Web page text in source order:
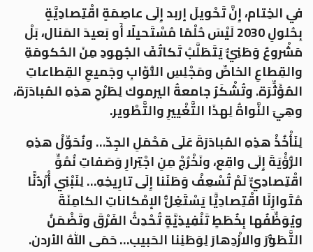
في الخِتام، إِنَّ تَحْويلَ إربد إِلَى عاصِمَةٍ اقْتِصادِيَّةٍ
بِحُلولِ 2030 لَيْسَ حُلْمًا مُسْتَحيلًا أَو بَعيدَ المَنال، بَلْ
مَشْروعٌ وَطَنِيٌّ يَتَطَلَّبُ تَكاتُفَ الجُهودِ مِنَ الحُكومَةِ
والقِطاعِ الخاصِّ ومَجْلِسِ النُّوّابِ وجَميعِ القِطاعاتِ
المُؤَثِّرَة. وتُشْكَرُ جامعةُ اليرموك لِطَرْحِ هذِهِ المُبادَرَة،
وهِيَ النَّواةُ لِهذَا التَّغْييرِ والتَّطْوير.
لِنَأْخُذْ هذِهِ المُبادَرَةَ عَلَى مَحْمَلِ الجِدّ… ونُحَوِّلْ هذِهِ
الرُّؤْيَةَ إِلَى واقِع، ونَخْرُجْ مِنِ اجْتِرارِ وَصَفاتِ نُمُوٍّ
اقْتِصادِيٍّ لَمْ تُسْعِفْ وَطَنَنا إِلَى تارِيخِهِ… لِنَبْنِي أُرْدُنًّا
مُتَوازِنًا اقْتِصادِيًّا يَسْتَغِلُّ الإمْكاناتِ الكامِنَةَ
ويُوَظِّفُها بِخُطَطٍ تَنْفِيذِيَّةٍ تُحْدِثُ الفَرْقَ وتَضْمَنُ
التَّطَوُّرَ والازْدِهارَ لِوَطَنِنا الحَبيب… حَمَى اللهُ الأردن.